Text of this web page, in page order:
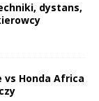
dystans,
vs Honda Africa